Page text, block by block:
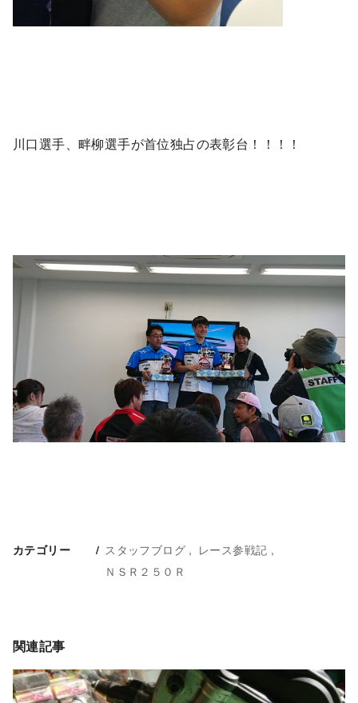
川口選手、畔柳選手が首位独占の表彰台！！！！
カテゴリー スタッフブログ
レース参戦記
ＮＳＲ２５０Ｒ
関連記事